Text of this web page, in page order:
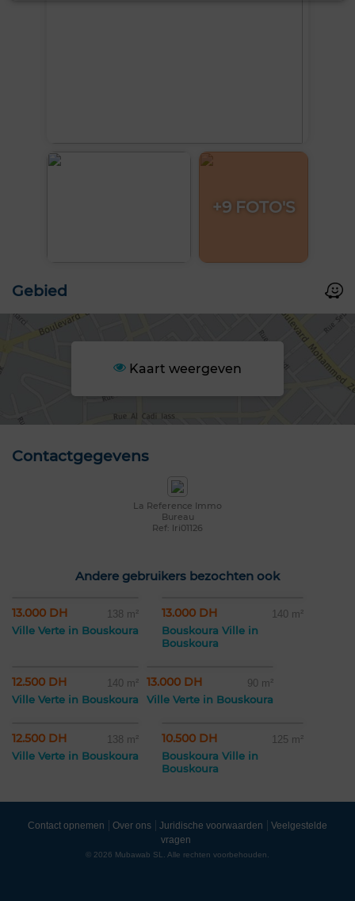
+9 FOTO'S
Gebied
Kaart weergeven
Contactgegevens
La Reference Immo
Bureau
Ref: lri01126
Andere gebruikers bezochten ook
13.000 DH 138 m²
Ville Verte in Bouskoura
13.000 DH 140 m²
Bouskoura Ville in
Bouskoura
12.500 DH 140 m²
Ville Verte in Bouskoura
13.000 DH 90 m²
Ville Verte in Bouskoura
12.500 DH 138 m²
Ville Verte in Bouskoura
10.500 DH 125 m²
Bouskoura Ville in
Bouskoura
Contact opnemen Over ons Juridische voorwaarden
Veelgestelde
vragen
© 2026 Mubawab SL. Alle rechten voorbehouden.